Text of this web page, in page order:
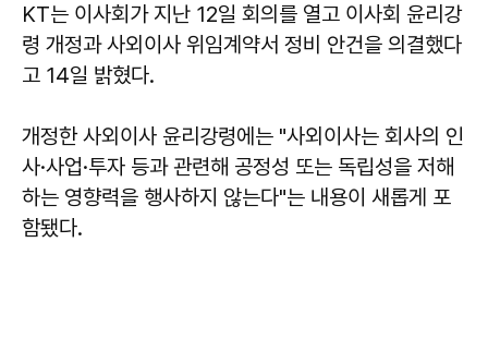
KT는 이사회가 지난 12일 회의를 열고 이사회 윤리강
령 개정과 사외이사 위임계약서 정비 안건을 의결했다
고 14일 밝혔다.
개정한 사외이사 윤리강령에는 "사외이사는 회사의 인
사·사업·투자 등과 관련해 공정성 또는 독립성을 저해
하는 영향력을 행사하지 않는다"는 내용이 새롭게 포
함됐다.